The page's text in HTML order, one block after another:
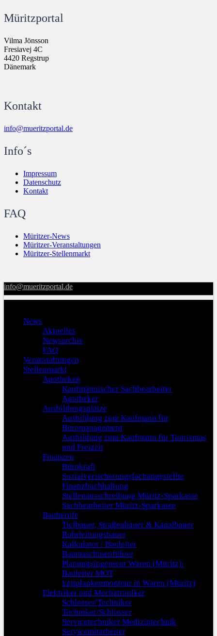
Müritzportal
Vilma Jönsson
Fresiavej 4C
4420 Regstrup
Dänemark
Kontakt
info@mueritzportal.de
Info´s
Impressum
Datenschutz
Kontakt
FAQ
Müritzer-News
Müritzer-Veranstaltungen
Müritzer-Stellenmarkt
info@mueritzportal.de
News
Aktuelles
Newsarchiv
FAQ
Veranstaltungen
Stellenmarkt
Apotheken
Kaufmännischer Sachbearbeiter
Apotheker
Ausbildungsplätze
Ausbildung zum Kaufmann für
Büromanagement
Ausbildung zum Kaufmann für Tourismus
und Freizeit
Finanzen
Bürokraft
Sozialversicherungsfachangestellte
Finanzbuchhaltung
Stellenausschreibung Müritz-Sparkasse
Sachbearbeiter Müritz-Sparkasse
Bauberufe
Tiefbauer, Straßenbauer & Kanalbauer
Rohrleitungsbauer
Kalkulator / Bauleiter
Baumaschinenführer
Planungsingenieur Waren (Müritz):
Bauleiter MOT
Leitplankenmonteur in Waren (Müritz)
Elektriker und Mechatroniker
Schlosser/Techniker
Techniker/Schlosser
Servicetechniker Medizintechnik
Servicemitarbeiter